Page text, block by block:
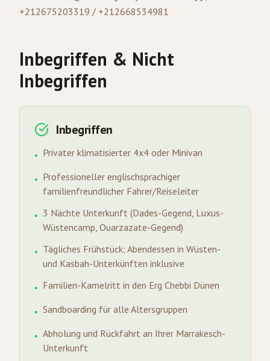
+212675203319 / +212668534981
Inbegriffen & Nicht
Inbegriffen
Inbegriffen
• Privater klimatisierter 4x4 oder Minivan
• Professioneller englischsprachiger
familienfreundlicher Fahrer/Reiseleiter
• 3 Nächte Unterkunft (Dades-Gegend, Luxus-
Wüstencamp, Ouarzazate-Gegend)
• Tägliches Frühstück; Abendessen in Wüsten-
und Kasbah-Unterkünften inklusive
• Familien-Kamelritt in den Erg Chebbi Dünen
• Sandboarding für alle Altersgruppen
• Abholung und Rückfahrt an Ihrer Marrakesch-
Unterkunft